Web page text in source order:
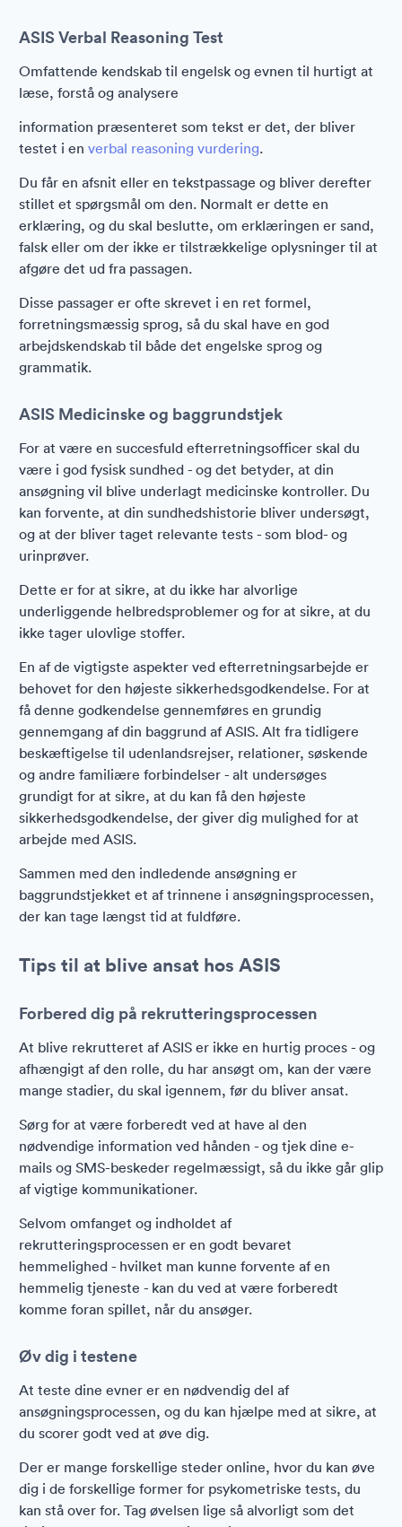
ASIS Verbal Reasoning Test
Omfattende kendskab til engelsk og evnen til hurtigt at
læse, forstå og analysere
information præsenteret som tekst er det, der bliver
testet i en verbal reasoning vurdering.
Du får en afsnit eller en tekstpassage og bliver derefter
stillet et spørgsmål om den. Normalt er dette en
erklæring, og du skal beslutte, om erklæringen er sand,
falsk eller om der ikke er tilstrækkelige oplysninger til at
afgøre det ud fra passagen.
Disse passager er ofte skrevet i en ret formel,
forretningsmæssig sprog, så du skal have en god
arbejdskendskab til både det engelske sprog og
grammatik.
ASIS Medicinske og baggrundstjek
For at være en succesfuld efterretningsofficer skal du
være i god fysisk sundhed - og det betyder, at din
ansøgning vil blive underlagt medicinske kontroller. Du
kan forvente, at din sundhedshistorie bliver undersøgt,
og at der bliver taget relevante tests - som blod- og
urinprøver.
Dette er for at sikre, at du ikke har alvorlige
underliggende helbredsproblemer og for at sikre, at du
ikke tager ulovlige stoffer.
En af de vigtigste aspekter ved efterretningsarbejde er
behovet for den højeste sikkerhedsgodkendelse. For at
få denne godkendelse gennemføres en grundig
gennemgang af din baggrund af ASIS. Alt fra tidligere
beskæftigelse til udenlandsrejser, relationer, søskende
og andre familiære forbindelser - alt undersøges
grundigt for at sikre, at du kan få den højeste
sikkerhedsgodkendelse, der giver dig mulighed for at
arbejde med ASIS.
Sammen med den indledende ansøgning er
baggrundstjekket et af trinnene i ansøgningsprocessen,
der kan tage længst tid at fuldføre.
Tips til at blive ansat hos ASIS
Forbered dig på rekrutteringsprocessen
At blive rekrutteret af ASIS er ikke en hurtig proces - og
afhængigt af den rolle, du har ansøgt om, kan der være
mange stadier, du skal igennem, før du bliver ansat.
Sørg for at være forberedt ved at have al den
nødvendige information ved hånden - og tjek dine e-
mails og SMS-beskeder regelmæssigt, så du ikke går glip
af vigtige kommunikationer.
Selvom omfanget og indholdet af
rekrutteringsprocessen er en godt bevaret
hemmelighed - hvilket man kunne forvente af en
hemmelig tjeneste - kan du ved at være forberedt
komme foran spillet, når du ansøger.
Øv dig i testene
At teste dine evner er en nødvendig del af
ansøgningsprocessen, og du kan hjælpe med at sikre, at
du scorer godt ved at øve dig.
Der er mange forskellige steder online, hvor du kan øve
dig i de forskellige former for psykometriske tests, du
kan stå over for. Tag øvelsen lige så alvorligt som det